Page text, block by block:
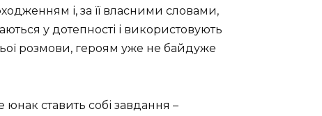
і, за її власними словами,
у дотепності і використовують
розмови, героям уже не байдуже
ставить собі завдання –